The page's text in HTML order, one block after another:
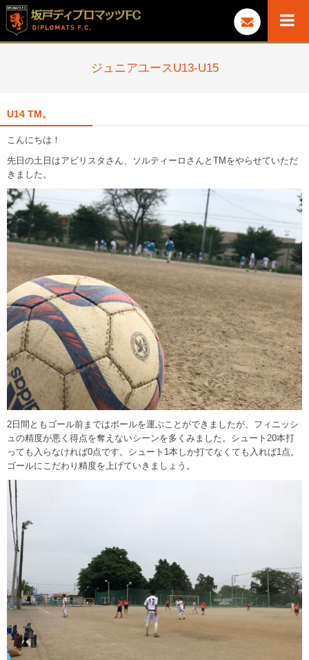
ジュニアユースU13-U15
U14 TM。
こんにちは！
先日の土日はアビリスタさん、ソルティーロさんとTMをやらせていただ
きました。
2日間ともゴール前まではボールを運ぶことができましたが、フィニッシ
ュの精度が悪く得点を奪えないシーンを多くみました。シュート20本打
っても入らなければ0点です。シュート1本しか打てなくても入れば1点。
ゴールにこだわり精度を上げていきましょう。